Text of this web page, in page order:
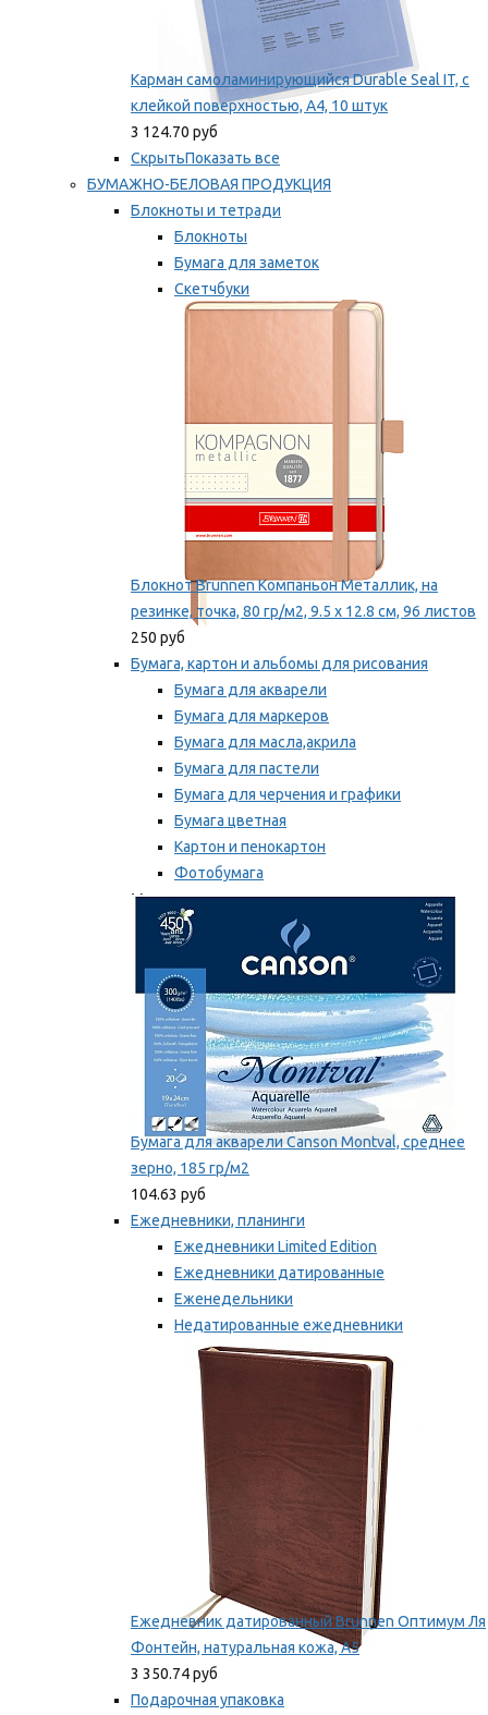
Карман самоламинирующийся Durable Seal IT, с
клейкой поверхностью, A4, 10 штук
3 124.70 руб
СкрытьПоказать все
БУМАЖНО-БЕЛОВАЯ ПРОДУКЦИЯ
Блокноты и тетради
Блокноты
Бумага для заметок
Скетчбуки
Тетради
Блокнот Brunnen Компаньон Металлик, на
резинке, точка, 80 гр/м2, 9.5 х 12.8 см, 96 листов
250 руб
Бумага, картон и альбомы для рисования
Бумага для акварели
Бумага для маркеров
Бумага для масла,акрила
Бумага для пастели
Бумага для черчения и графики
Бумага цветная
Картон и пенокартон
Фотобумага
Мы рекомендуем
Бумага для акварели Canson Montval, среднее
зерно, 185 гр/м2
104.63 руб
Ежедневники, планинги
Ежедневники Limited Edition
Ежедневники датированные
Еженедельники
Недатированные ежедневники
Планинги
Мы рекомендуем
Ежедневник датированный Brunnen Оптимум Ля
Фонтейн, натуральная кожа, А5
3 350.74 руб
Подарочная упаковка